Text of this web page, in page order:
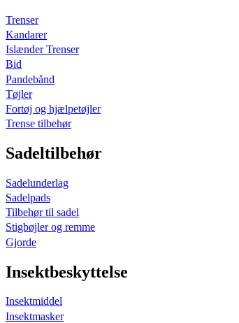
Trenser
Kandarer
Islænder Trenser
Bid
Pandebånd
Tøjler
Fortøj og hjælpetøjler
Trense tilbehør
Sadeltilbehør
Sadelunderlag
Sadelpads
Tilbehør til sadel
Stigbøjler og remme
Gjorde
Insektbeskyttelse
Insektmiddel
Insektmasker